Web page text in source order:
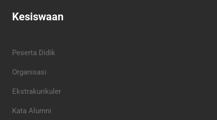
Kesiswaan
Peserta Didik
Organisasi
Ekstrakurikuler
Kata Alumni